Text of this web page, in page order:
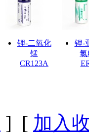
锂-二氧化
锰
CR123A
锂-
氯
] [ 加入